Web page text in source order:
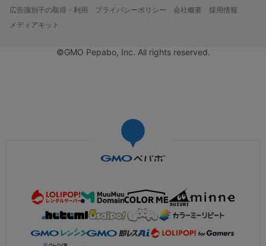
広告識別子の取得・利用
プライバシーポリシー 会社概要
採用情報
メディアキット
©GMO Pepabo, Inc. All rights reserved.